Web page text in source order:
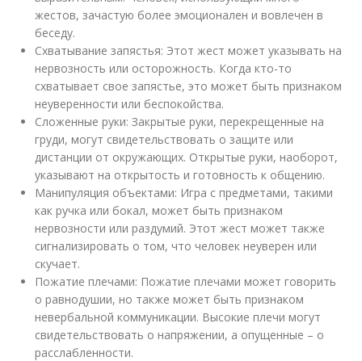
жестов, зачастую более эмоционален и вовлечен в
беседу.
Схватывание запястья: Этот жест может указывать на
нервозность или осторожность. Когда кто-то
схватывает свое запястье, это может быть признаком
неуверенности или беспокойства.
Сложенные руки: Закрытые руки, перекрещенные на
груди, могут свидетельствовать о защите или
дистанции от окружающих. Открытые руки, наоборот,
указывают на открытость и готовность к общению.
Манипуляция объектами: Игра с предметами, такими
как ручка или бокал, может быть признаком
нервозности или раздумий. Этот жест может также
сигнализировать о том, что человек неуверен или
скучает.
Пожатие плечами: Пожатие плечами может говорить
о равнодушии, но также может быть признаком
невербальной коммуникации. Высокие плечи могут
свидетельствовать о напряжении, а опущенные – о
расслабленности.